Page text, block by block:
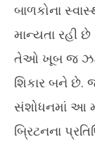
બાળકોના
માન્યતા રહી
તેઓ ખૂબ જ
શિકાર બને છે.
સંશોધનમાં આ
બ્રિટનના